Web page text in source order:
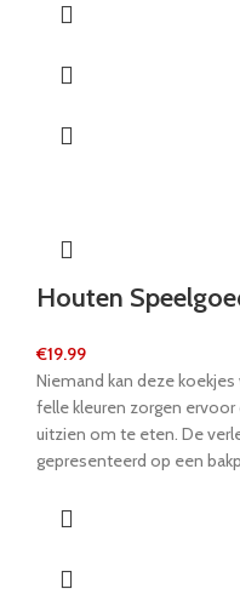
Een bijbehorend mes en
cake weerstaan!
Houten
€19.99
Niemand kan deze
felle kleuren zorgen
uitzien om te eten. De
gepresenteerd op een
houten deegkrabber
gecertificeerd hout.
decoratie?